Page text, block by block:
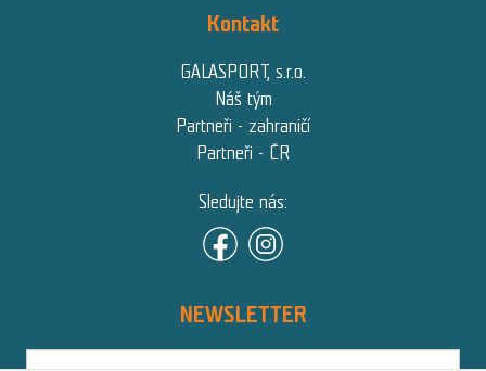
Kontakt
GALASPORT, s.r.o.
Náš tým
Partneři - zahraničí
Partneři - ČR
Sledujte nás:
NEWSLETTER